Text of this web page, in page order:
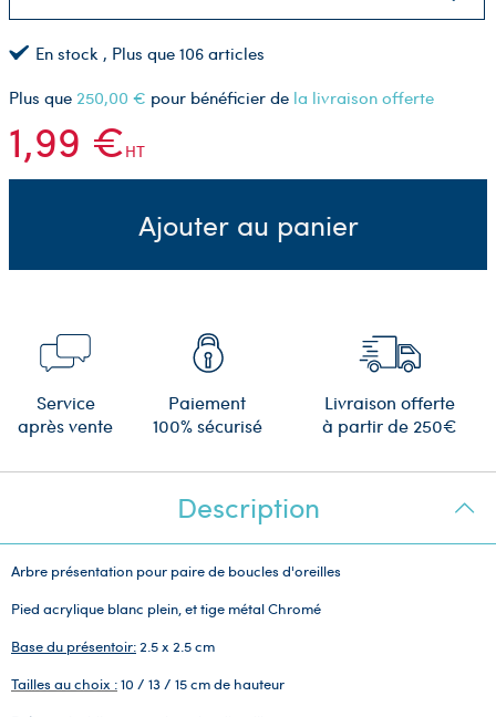
En stock , Plus que 106 articles
Plus que 250,00 € pour bénéficier de la livraison offerte
1,99 €HT
Ajouter au panier
Service
après vente
Paiement
100% sécurisé
Livraison offerte
à partir de 250€
Description
Arbre présentation pour paire de boucles d'oreilles
Pied acrylique blanc plein, et tige métal Chromé
Base du présentoir:2.5 x 2.5 cm
Tailles au choix :10 / 13 / 15 cm de hauteur